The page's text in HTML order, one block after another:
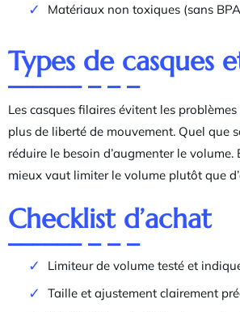
Matériaux non toxiques (sans
Types de casques
Les casques filaires évitent les
plus de liberté de mouvement. Quel que
réduire le besoin d’augmenter le
mieux vaut limiter le volume plutôt que
Checklist d’achat
Limiteur de volume testé et
Taille et ajustement clairement